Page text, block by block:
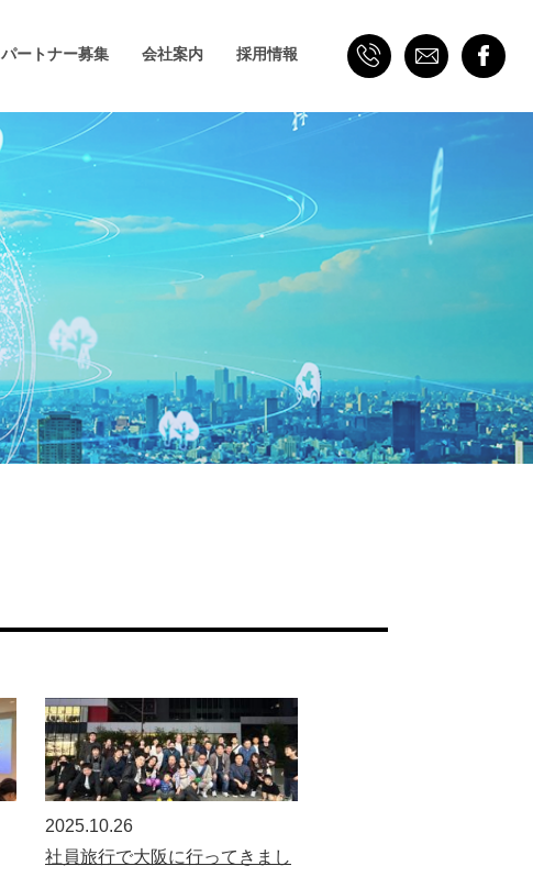
パートナー募集 会社案内 採用情報
2025.10.26
社員旅行で大阪に行ってきまし